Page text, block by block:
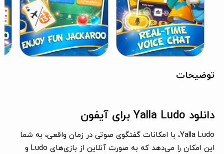
توضیحات
دانلود Yalla Ludo برای آیفون
Yalla Ludo، با امکانات گفتگوی صوتی در زمان واقعی، به شما
این امکان را می‌دهد که به صورت آنلاین از بازی‌های Ludo و